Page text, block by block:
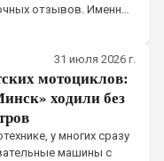
отзывов. Именно
из Москвы, который
31 июля 2026 г.
мотоциклов:
ходили без
у многих сразу
машины с